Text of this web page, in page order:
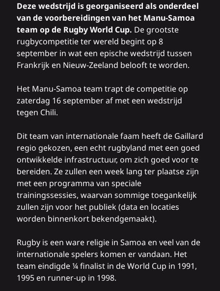
Deze wedstrijd is georganiseerd als onderdeel
van de voorbereidingen van het Manu-Samoa
team op de Rugby World Cup. De grootste
rugbycompetitie ter wereld begint op 8
september in wat een epische wedstrijd tussen
Frankrijk en Nieuw-Zeeland belooft te worden.
Het Manu-Samoa team trapt de competitie op
zaterdag 16 september af met een wedstrijd
tegen Chili.
Dit team van internationale faam heeft de Gaillard
regio gekozen, een echt rugbyland met een goed
ontwikkelde infrastructuur, om zich goed voor te
bereiden. Ze zullen een week lang ter plaatse zijn
met een programma van speciale
trainingssessies, waarvan sommige toegankelijk
zullen zijn voor het publiek (data en locaties
worden binnenkort bekendgemaakt).
Rugby is een ware religie in Samoa en veel van de
internationale spelers komen er vandaan. Het
team eindigde ¼ finalist in de World Cup in 1991,
1995 en runner-up in 1998.